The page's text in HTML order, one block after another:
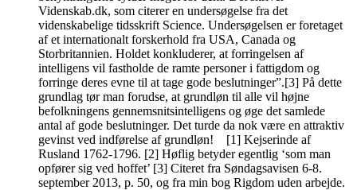
Videnskab.dk, som citerer en undersøgelse fra det
videnskabelige tidsskrift Science. Undersøgelsen er foretaget
af et internationalt forskerhold fra USA, Canada og
Storbritannien. Holdet konkluderer, at forringelsen af
intelligens vil fastholde de ramte personer i fattigdom og
forringe deres evne til at tage gode beslutninger”.[3] På dette
grundlag tør man forudse, at grundløn til alle vil højne
befolkningens gennemsnitsintelligens og øge det samlede
antal af gode beslutninger. Det turde da nok være en attraktiv
gevinst ved indførelse af grundløn! [1] Kejserinde af
Rusland 1762-1796. [2] Høflig betyder egentlig ‘som man
opfører sig ved hoffet’ [3] Citeret fra Søndagsavisen 6-8.
september 2013, p. 50, og fra min bog Rigdom uden arbejde.